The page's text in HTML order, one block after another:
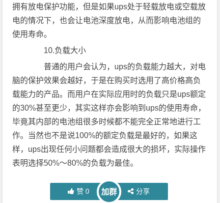
拥有放电保护功能，但是如果ups处于轻载放电或空载放
电的情况下，也会让电池深度放电，从而影响电池组的
使用寿命。
10.负载大小
普通的用户会认为，ups的负载能力越大，对电
脑的保护效果会越好，于是在购买时选用了高价格高负
载能力的产品。而用户在实际应用时的负载只是ups额定
的30%甚至更少，其实这样亦会影响到ups的使用寿命，
毕竟其内部的电池组很多时候都不能完全正常地进行工
作。当然也不是说100%的额定负载是最好的，如果这
样，ups出现任何小问题都会造成很大的损坏，实际操作
表明选择50%～80%的负载为最佳。
赞 0 加群 分享